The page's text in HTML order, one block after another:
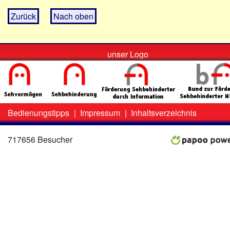
Zurück Nach oben
unser Logo
Zweit-
Menü
Bedienungstipps | Impressum | Inhaltsverzeichnis
717656 Besucher